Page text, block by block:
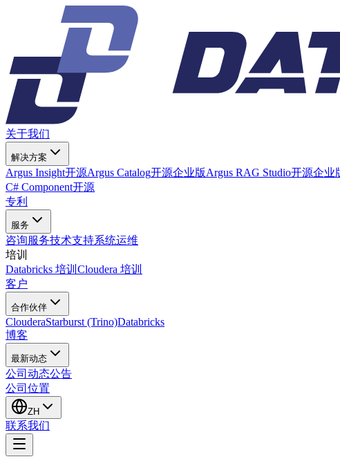
关于我们
解决方案
Argus Insight开源Argus Catalog开源企业版Argus RAG Studio开源企业
C# Component开源
专利
服务
咨询服务技术支持系统运维
培训
Databricks 培训 Cloudera 培训
客户
合作伙伴
ClouderaStarburst (Trino)Databricks
博客
最新动态
公司动态公告
公司位置
ZH
联系我们